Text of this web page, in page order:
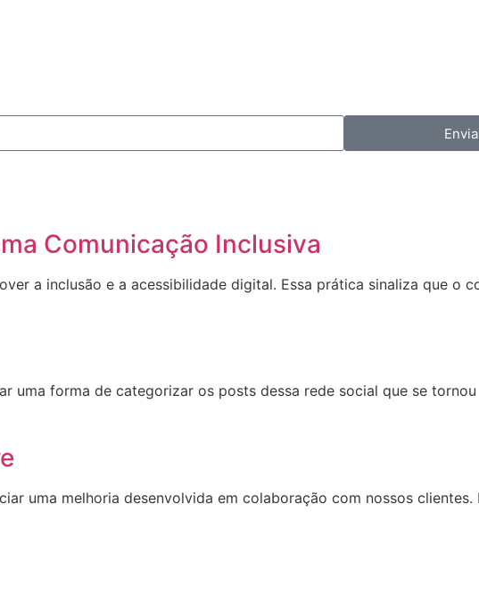
Comunicação Inclusiva
a inclusão e a acessibilidade digital. Essa prática sinaliza que o
uma forma de categorizar os posts dessa rede social que se
uma melhoria desenvolvida em colaboração com nossos